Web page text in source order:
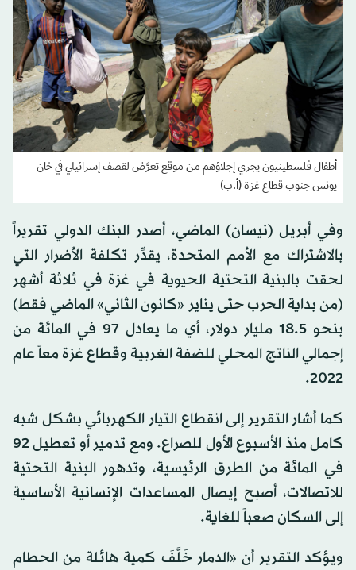
أطفال فلسطينيون يجري إجلاؤهم من موقع تعرَّض لقصف إسرائيلي في خان
يونس جنوب قطاع غزة (أ.ب)
وفي أبريل (نيسان) الماضي، أصدر البنك الدولي تقريراً
بالاشتراك مع الأمم المتحدة، يقدِّر تكلفة الأضرار التي
لحقت بالبنية التحتية الحيوية في غزة في ثلاثة أشهر
(من بداية الحرب حتى يناير «كانون الثاني» الماضي فقط)
بنحو 18.5 مليار دولار، أي ما يعادل 97 في المائة من
إجمالي الناتج المحلي للضفة الغربية وقطاع غزة معاً عام
2022.
كما أشار التقرير إلى انقطاع التيار الكهربائي بشكل شبه
كامل منذ الأسبوع الأول للصراع. ومع تدمير أو تعطيل 92
في المائة من الطرق الرئيسية، وتدهور البنية التحتية
للاتصالات، أصبح إيصال المساعدات الإنسانية الأساسية
إلى السكان صعباً للغاية.
ويؤكد التقرير أن «الدمار خَلَّفَ كمية هائلة من الحطام